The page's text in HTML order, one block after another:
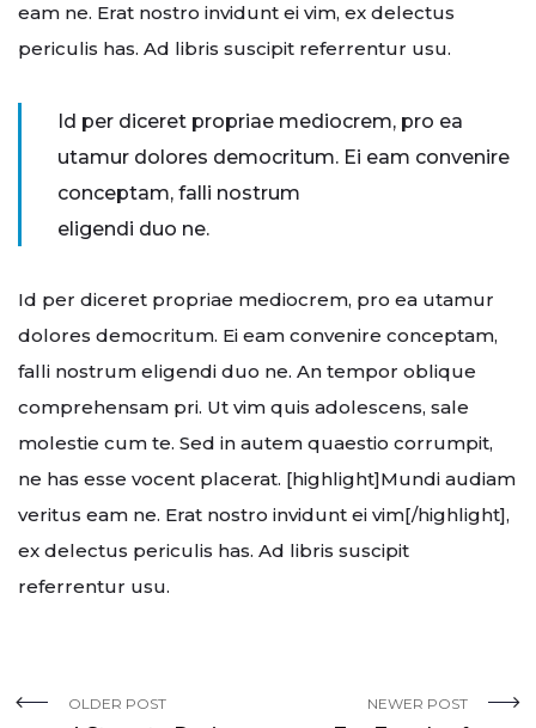
eam ne. Erat nostro invidunt ei vim, ex delectus
periculis has. Ad libris suscipit referrentur usu.
Id per diceret propriae mediocrem, pro ea
utamur dolores democritum. Ei eam convenire
conceptam, falli nostrum
eligendi duo ne.
Id per diceret propriae mediocrem, pro ea utamur
dolores democritum. Ei eam convenire conceptam,
falli nostrum eligendi duo ne. An tempor oblique
comprehensam pri. Ut vim quis adolescens, sale
molestie cum te. Sed in autem quaestio corrumpit,
ne has esse vocent placerat. [highlight]Mundi audiam
veritus eam ne. Erat nostro invidunt ei vim[/highlight],
ex delectus periculis has. Ad libris suscipit
referrentur usu.
OLDER POST NEWER POST